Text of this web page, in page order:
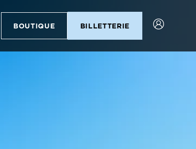
BOUTIQUE BILLETTERIE